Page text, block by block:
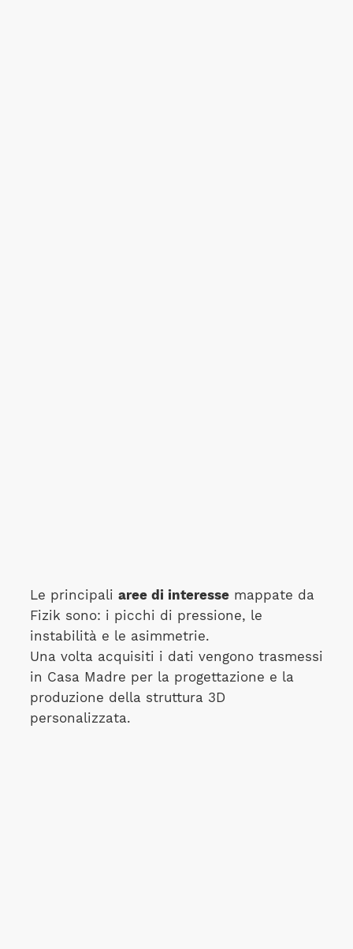
Le principali aree di interessemappate da
Fizik sono: i picchi di pressione, le
instabilità e le asimmetrie.
Una volta acquisiti i dati vengono trasmessi
in Casa Madre per la progettazione e la
produzione della struttura 3D
personalizzata.